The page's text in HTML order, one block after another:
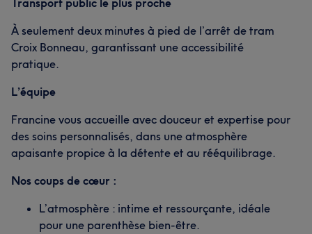
Transport public le plus proche
À seulement deux minutes à pied de l’arrêt de tram
Croix Bonneau, garantissant une accessibilité
pratique.
L’équipe
Francine vous accueille avec douceur et expertise pour
des soins personnalisés, dans une atmosphère
apaisante propice à la détente et au rééquilibrage.
Nos coups de cœur :
L’atmosphère : intime et ressourçante, idéale
pour une parenthèse bien-être.